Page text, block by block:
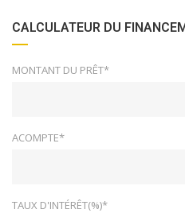
CALCULATEUR DU
MONTANT DU PRÊT*
ACOMPTE*
TAUX D'INTÉRÊT(%)*